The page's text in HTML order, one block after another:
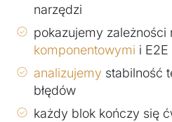
narzędzi
pokazujemy zależności
komponentowymi i E2E
analizujemy stabilność
błędów
każdy blok kończy się